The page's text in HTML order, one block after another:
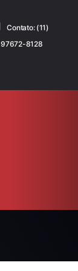
Contato: (11)
97672-8128